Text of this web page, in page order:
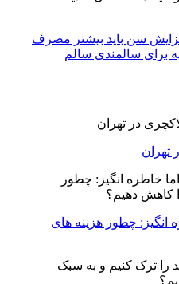
سن باید بیشتر مصرف
برای سالمندی سالم
تهران
چطور هزینه های